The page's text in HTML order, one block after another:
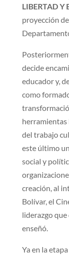
LIBERTAD Y
proyección
decide
educador y,
como
del trabajo
este último
social y
creación, al
Bolívar, el
liderazgo
enseñó.
Ya en la